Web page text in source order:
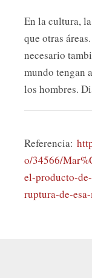
En la cultura,
que otras
necesario
mundo tengan
los hombres.
Referencia:
o/34566/
el-producto-
ruptura-de-